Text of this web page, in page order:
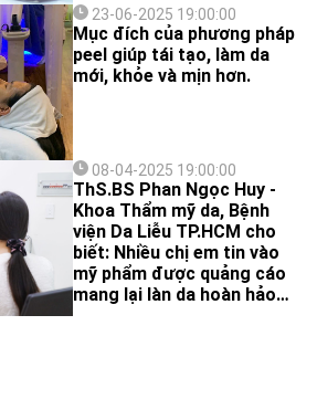
23-06-2025 19:00:00
Mục đích của phương pháp
peel giúp tái tạo, làm da
mới, khỏe và mịn hơn.
08-04-2025 19:00:00
ThS.BS Phan Ngọc Huy -
Khoa Thẩm mỹ da, Bệnh
viện Da Liễu TP.HCM cho
biết: Nhiều chị em tin vào
mỹ phẩm được quảng cáo
mang lại làn da hoàn hảo